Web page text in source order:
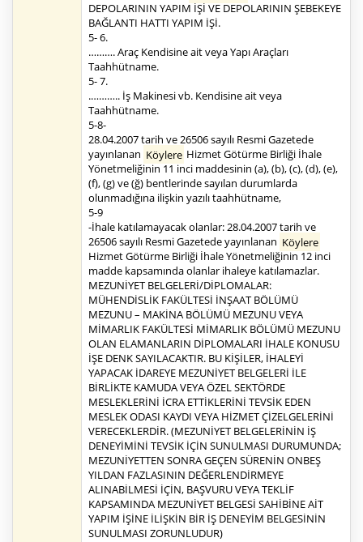
DEPOLARININ YAPIM İŞİ VE DEPOLARININ ŞEBEKEYE
BAĞLANTI HATTI YAPIM İŞİ.
5- 6.
………. Araç Kendisine ait veya Yapı Araçları
Taahhütname.
5- 7.
.……….. İş Makinesi vb. Kendisine ait veya
Taahhütname.
5-8-
28.04.2007 tarih ve 26506 sayılı Resmi Gazetede
yayınlanan Köylere Hizmet Götürme Birliği İhale
Yönetmeliğinin 11 inci maddesinin (a), (b), (c), (d), (e),
(f), (g) ve (ğ) bentlerinde sayılan durumlarda
olunmadığına ilişkin yazılı taahhütname,
5-9
-İhale katılamayacak olanlar: 28.04.2007 tarih ve
26506 sayılı Resmi Gazetede yayınlanan Köylere
Hizmet Götürme Birliği İhale Yönetmeliğinin 12 inci
madde kapsamında olanlar ihaleye katılamazlar.
MEZUNİYET BELGELERİ/DİPLOMALAR:
MÜHENDİSLİK FAKÜLTESİ İNŞAAT BÖLÜMÜ
MEZUNU – MAKİNA BÖLÜMÜ MEZUNU VEYA
MİMARLIK FAKÜLTESİ MİMARLIK BÖLÜMÜ MEZUNU
OLAN ELAMANLARIN DİPLOMALARI İHALE KONUSU
İŞE DENK SAYILACAKTIR. BU KİŞİLER, İHALEYİ
YAPACAK İDAREYE MEZUNİYET BELGELERİ İLE
BİRLİKTE KAMUDA VEYA ÖZEL SEKTÖRDE
MESLEKLERİNİ İCRA ETTİKLERİNİ TEVSİK EDEN
MESLEK ODASI KAYDI VEYA HİZMET ÇİZELGELERİNİ
VERECEKLERDİR. (MEZUNİYET BELGELERİNİN İŞ
DENEYİMİNİ TEVSİK İÇİN SUNULMASI DURUMUNDA;
MEZUNİYETTEN SONRA GEÇEN SÜRENİN ONBEŞ
YILDAN FAZLASININ DEĞERLENDİRMEYE
ALINABİLMESİ İÇİN, BAŞVURU VEYA TEKLİF
KAPSAMINDA MEZUNİYET BELGESİ SAHİBİNE AİT
YAPIM İŞİNE İLİŞKİN BİR İŞ DENEYİM BELGESİNİN
SUNULMASI ZORUNLUDUR)